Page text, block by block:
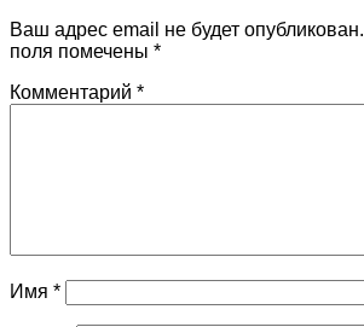
Ваш адрес email не будет опубликован.
поля помечены *
Комментарий *
Имя *